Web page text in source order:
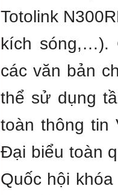
Totolink
kích sóng,…).
các văn bản
thể sử dụng
toàn thông
Đại biểu toàn
Quốc hội